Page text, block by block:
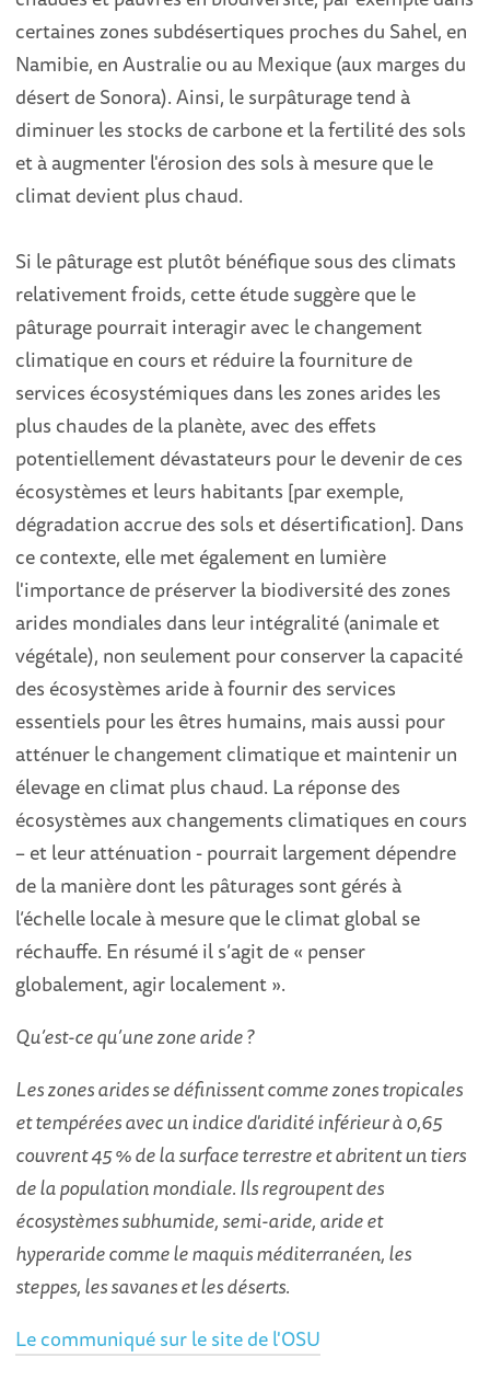
certaines zones subdésertiques proches du Sahel, en
Namibie, en Australie ou au Mexique (aux marges du
désert de Sonora). Ainsi, le surpâturage tend à
diminuer les stocks de carbone et la fertilité des sols
et à augmenter l'érosion des sols à mesure que le
climat devient plus chaud.
Si le pâturage est plutôt bénéfique sous des climats
relativement froids, cette étude suggère que le
pâturage pourrait interagir avec le changement
climatique en cours et réduire la fourniture de
services écosystémiques dans les zones arides les
plus chaudes de la planète, avec des effets
potentiellement dévastateurs pour le devenir de ces
écosystèmes et leurs habitants [par exemple,
dégradation accrue des sols et désertification]. Dans
ce contexte, elle met également en lumière
l'importance de préserver la biodiversité des zones
arides mondiales dans leur intégralité (animale et
végétale), non seulement pour conserver la capacité
des écosystèmes aride à fournir des services
essentiels pour les êtres humains, mais aussi pour
atténuer le changement climatique et maintenir un
élevage en climat plus chaud. La réponse des
écosystèmes aux changements climatiques en cours
– et leur atténuation - pourrait largement dépendre
de la manière dont les pâturages sont gérés à
l’échelle locale à mesure que le climat global se
réchauffe. En résumé il s’agit de « penser
globalement, agir localement ».
Qu’est-ce qu’une zone aride ?
Les zones arides se définissent comme zones tropicales
et tempérées avec un indice d'aridité inférieur à 0,65
couvrent 45 % de la surface terrestre et abritent un tiers
de la population mondiale. Ils regroupent des
écosystèmes subhumide, semi-aride, aride et
hyperaride comme le maquis méditerranéen, les
steppes, les savanes et les déserts.
Le communiqué sur le site de l'OSU